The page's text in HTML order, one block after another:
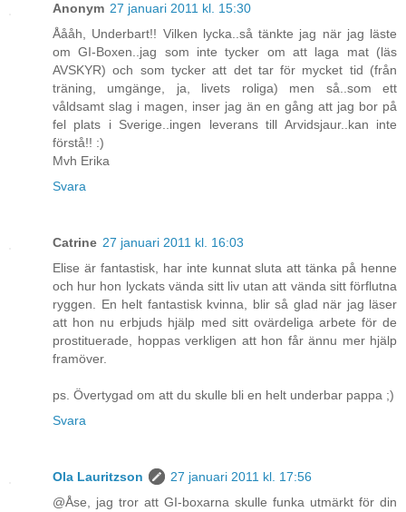
Anonym 27 januari 2011 kl. 15:30
Åååh, Underbart!! Vilken lycka..så tänkte jag när jag läste
om GI-Boxen..jag som inte tycker om att laga mat (läs
AVSKYR) och som tycker att det tar för mycket tid (från
träning, umgänge, ja, livets roliga) men så..som ett
våldsamt slag i magen, inser jag än en gång att jag bor på
fel plats i Sverige..ingen leverans till Arvidsjaur..kan inte
förstå!! :)
Mvh Erika
Svara
Catrine 27 januari 2011 kl. 16:03
Elise är fantastisk, har inte kunnat sluta att tänka på henne
och hur hon lyckats vända sitt liv utan att vända sitt förflutna
ryggen. En helt fantastisk kvinna, blir så glad när jag läser
att hon nu erbjuds hjälp med sitt ovärdeliga arbete för de
prostituerade, hoppas verkligen att hon får ännu mer hjälp
framöver.
ps. Övertygad om att du skulle bli en helt underbar pappa ;)
Svara
Ola Lauritzson
27 januari 2011 kl. 17:56
@Åse, jag tror att GI-boxarna skulle funka utmärkt för din